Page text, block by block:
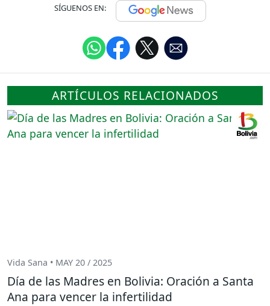
SÍGUENOS EN:
ARTÍCULOS RELACIONADOS
Vida Sana • MAY 20 / 2025
Día de las Madres en Bolivia: Oración a Santa
Ana para vencer la infertilidad